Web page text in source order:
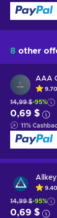
8 other
AAA
9.70
14,99 $-95%
0,69 $
11%
9.40
14,99 $-95%
0,69 $